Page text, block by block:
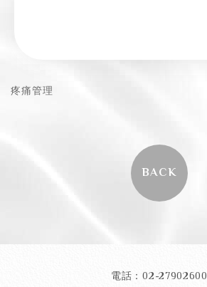
疼痛管理
BACK
電話：02-27902600